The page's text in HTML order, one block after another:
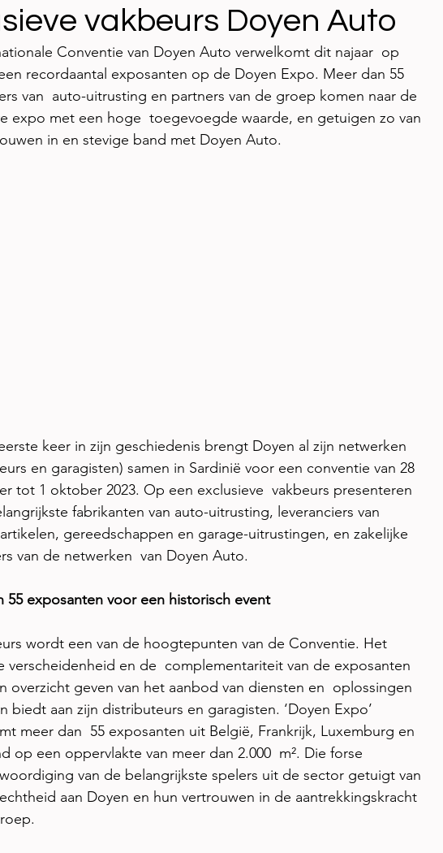
vakbeurs Doyen Auto
Conventie van Doyen Auto verwelkomt dit najaar  op
recordaantal exposanten op de Doyen Expo. Meer dan 55
van  auto-uitrusting en partners van de groep komen naar de
expo met een hoge  toegevoegde waarde, en getuigen zo van
in en stevige band met Doyen Auto.
keer in zijn geschiedenis brengt Doyen al zijn netwerken
en garagisten) samen in Sardinië voor een conventie van 28
tot 1 oktober 2023. Op een exclusieve  vakbeurs presenteren
fabrikanten van auto-uitrusting, leveranciers van
gereedschappen en garage-uitrustingen, en zakelijke
van de netwerken  van Doyen Auto.
55 exposanten voor een historisch event
wordt een van de hoogtepunten van de Conventie. Het
verscheidenheid en de  complementariteit van de exposanten
overzicht geven van het aanbod van diensten en  oplossingen
biedt aan zijn distributeurs en garagisten. ‘Doyen Expo’
meer dan  55 exposanten uit België, Frankrijk, Luxemburg en
op een oppervlakte van meer dan 2.000  m². Die forse
van de belangrijkste spelers uit de sector getuigt van
aan Doyen en hun vertrouwen in de aantrekkingskracht